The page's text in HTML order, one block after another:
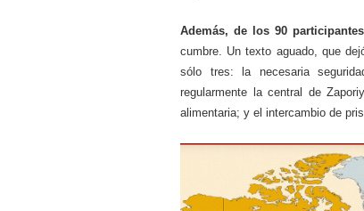
Además, de los 90
cumbre. Un texto aguado, que
sólo tres: la necesaria
regularmente la central de
alimentaria; y el intercambio de